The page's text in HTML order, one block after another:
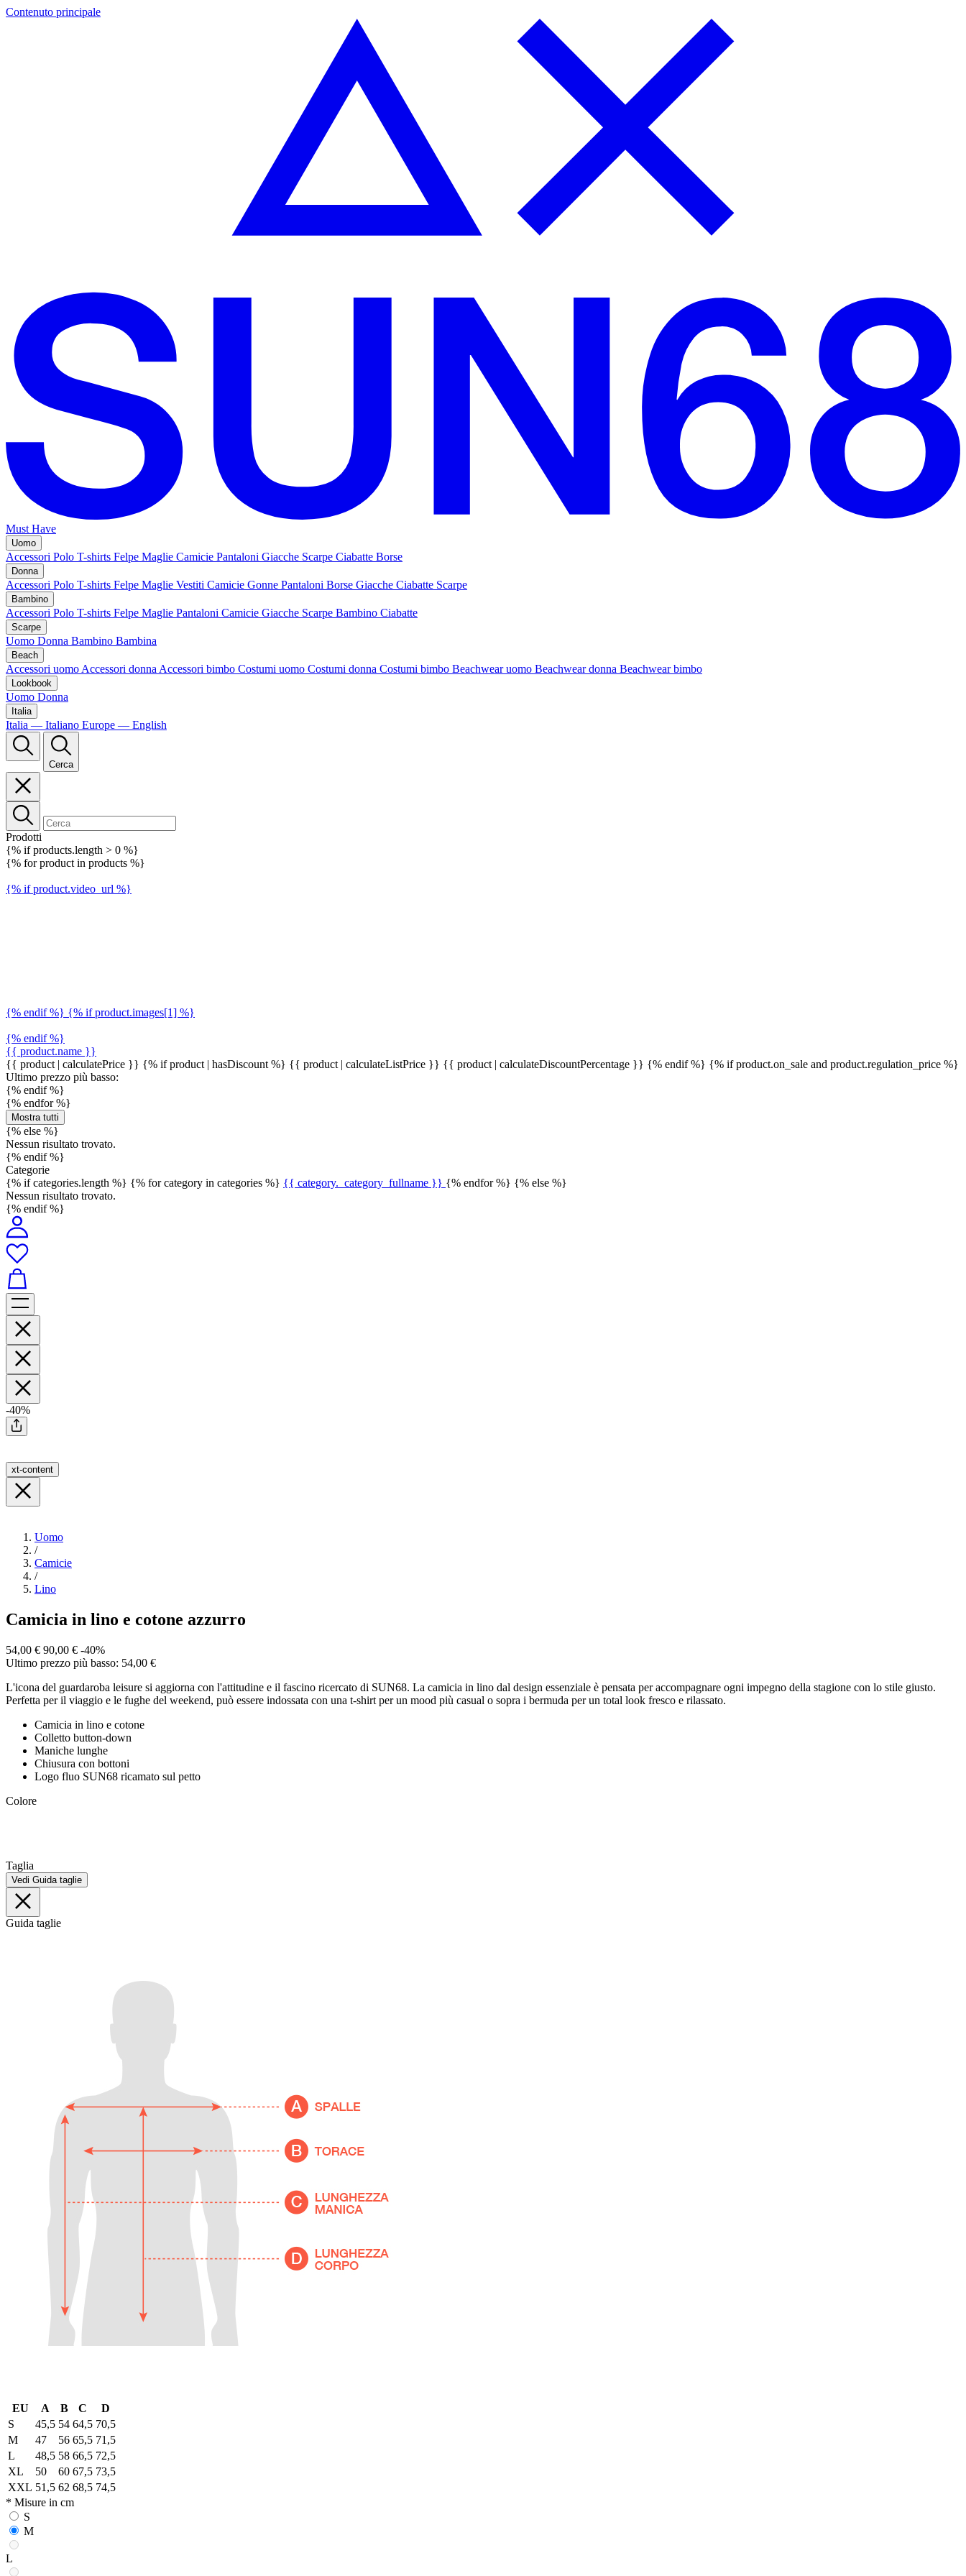
Contenuto principale
Must Have
Uomo
Accessori Polo T-shirts Felpe Maglie Camicie Pantaloni Giacche Scarpe Ciabatte Borse
Donna
Accessori Polo T-shirts Felpe Maglie Vestiti Camicie Gonne Pantaloni Borse Giacche Ciabatte Scarpe
Bambino
Accessori Polo T-shirts Felpe Maglie Pantaloni Camicie Giacche Scarpe Bambino Ciabatte
Scarpe
Uomo Donna Bambino Bambina
Beach
Accessori uomoAccessori donnaAccessori bimbo Costumi uomo Costumi donna Costumi bimbo Beachwear uomo Beachwear donna Beachwear bimbo
Lookbook
Uomo Donna
Italia
Italia — Italiano Europe — English
Cerca
Prodotti
{% if products.length > 0 %}
{% for product in products %}
{% if product.video_url %}
{% endif %} {% if product.images[1] %}
{% endif %}
{{ product.name }}
{{ product | calculatePrice }} {% if product | hasDiscount %} {{ product | calculateListPrice }} {{ product | calculateDiscountPercentage }} {% endif %} {% if product.on_sale and product.regulation_price %}
Ultimo prezzo più basso:
{% endif %}
{% endfor %}
Mostra tutti
{% else %}
Nessun risultato trovato.
{% endif %}
Categorie
{% if categories.length %} {% for category in categories %} {{ category._category_fullname }} {% endfor %} {% else %}
Nessun risultato trovato.
{% endif %}
-40%
xt-content
Uomo
/
Camicie
/
Lino
Camicia in lino e cotone azzurro
54,00 € 90,00 € -40%
Ultimo prezzo più basso: 54,00 €
L'icona del guardaroba leisure si aggiorna con l'attitudine e il fascino ricercato di SUN68. La camicia in lino dal design essenziale è pensata per accompagnare ogni impegno della stagione con lo stile giusto.
Perfetta per il viaggio e le fughe del weekend, può essere indossata con una t-shirt per un mood più casual o sopra i bermuda per un total look fresco e rilassato.
Camicia in lino e cotone
Colletto button-down
Maniche lunghe
Chiusura con bottoni
Logo fluo SUN68 ricamato sul petto
Colore
Taglia
Vedi Guida taglie
Guida taglie
EU A B C
D
S
45,5 54 64,5 70,5
M
47 56 65,5 71,5
L
48,5 58 66,5 72,5
XL
50 60 67,5 73,5
XXL 51,5 62 68,5 74,5
* Misure in cm
S
M
L